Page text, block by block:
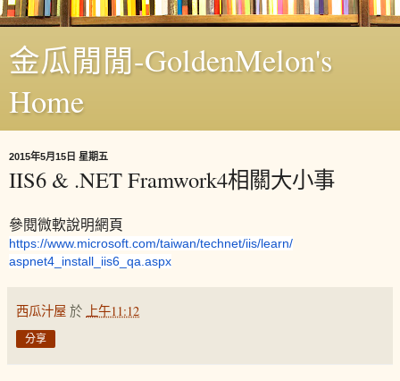
金瓜閒閒-GoldenMelon's
Home
2015年5月15日 星期五
IIS6 & .NET Framwork4相關大小事
參閱微軟說明網頁
https://www.microsoft.com/taiwan/technet/iis/learn/
aspnet4_install_iis6_qa.aspx
西瓜汁屋 於 上午11:12
分享